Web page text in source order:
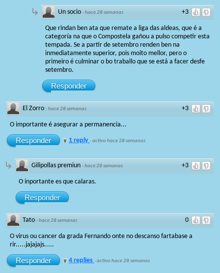
+3
Un socio ·hace 28 semanas
Que rindan ben ata que remate a liga das aldeas, que é a
categoría na que o Compostela gañou a pulso competir esta
tempada. Se a partir de setembro renden ben na
inmediatamente superior, pois moito mellor, pero o
primeiro é culminar o bo traballo que se está a facer desfe
setembro.
Responder
+3
El Zorro ·hace 28 semanas
O importante é asegurar a permanencia...
Responder 1 reply ·activo hace 28 semanas
+3
Gilipollas premiun ·hace 28 semanas
O inportante es que calaras.
Responder
0
Tato ·hace 28 semanas
O virus ou cancer da grada Fernando onte no descanso fartabase a
rir.....jajajajs.....
Responder 4 replies ·activo hace 28 semanas